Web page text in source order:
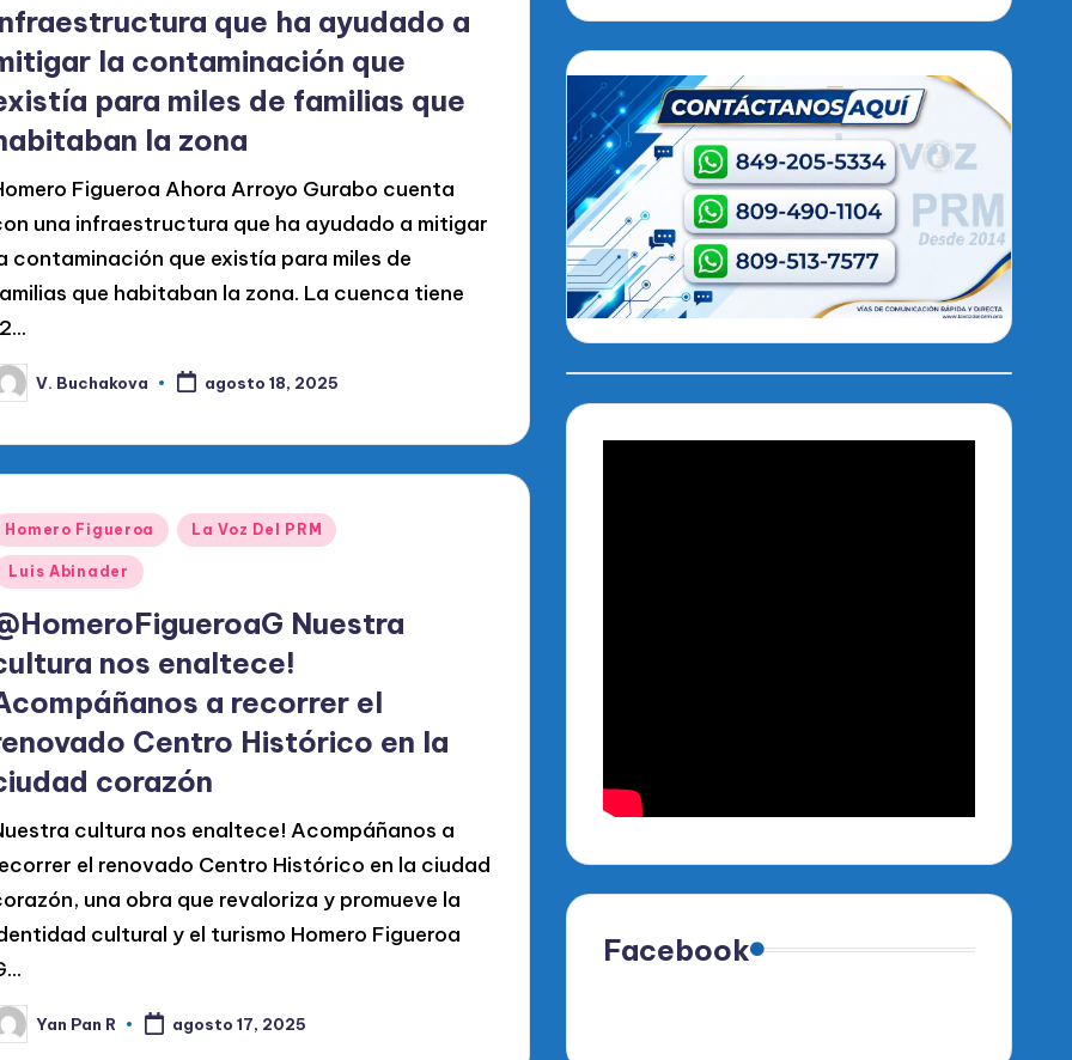
que ha ayudado a
la contaminación que
para miles de familias que
la zona
Figueroa Ahora Arroyo Gurabo cuenta
una infraestructura que ha ayudado a mitigar
contaminación que existía para miles de
que habitaban la zona. La cuenca tiene
V. Buchakova agosto 18, 2025
Homero Figueroa La Voz Del PRM
Luis Abinader
Nuestra
nos enaltece!
a recorrer el
Centro Histórico en la
corazón
cultura nos enaltece! Acompáñanos a
el renovado Centro Histórico en la ciudad
una obra que revaloriza y promueve la
cultural y el turismo Homero Figueroa
Yan Pan R agosto 17, 2025
Facebook